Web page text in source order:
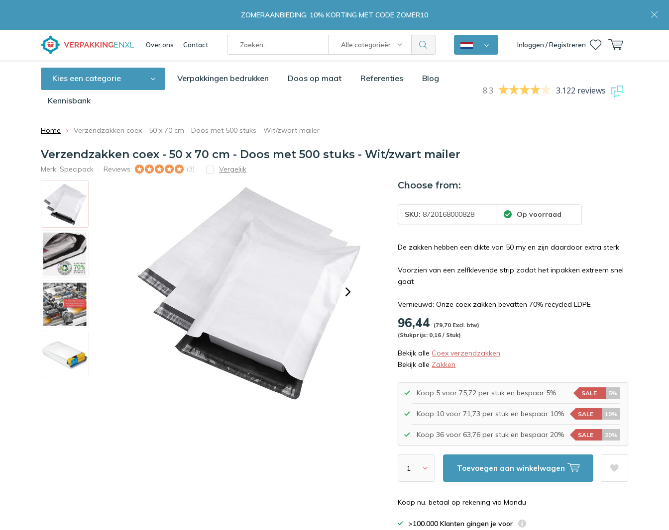
Over ons Contact Alle categorieën Inloggen / Registreren
ZOMERAANBIEDING: 10% KORTING MET CODE ZOMER10
Kies een categorie Verpakkingen bedrukken Doos op maat Referenties Blog
Kennisbank
8.3 3.122 reviews
Home Verzendzakken coex - 50 x 70 cm - Doos met 500 stuks - Wit/zwart mailer
Verzendzakken coex - 50 x 70 cm - Doos met 500 stuks - Wit/zwart mailer
Merk: Specipack Reviews: (3) Vergelijk
Choose from:
SKU: 8720168000828 Op voorraad
De zakken hebben een dikte van 50 my en zijn daardoor extra sterk
Voorzien van een zelfklevende strip zodat het inpakken extreem snel
gaat
Vernieuwd: Onze coex zakken bevatten 70% recycled LDPE
96,44
(79,70 Excl. btw)
(Stukprijs: 0,16 / Stuk)
Bekijk alle Coex verzendzakken
Bekijk alle Zakken
Koop 5 voor 75,72 per stuk en bespaar 5% SALE 5%
Koop 10 voor 71,73 per stuk en bespaar 10% SALE 10%
Koop 36 voor 63,76 per stuk en bespaar 20% SALE 20%
Toevoegen aan winkelwagen
Koop nu, betaal op rekening via Mondu
>100.000 Klanten gingen je voor